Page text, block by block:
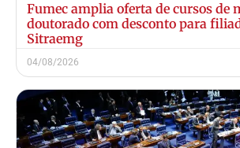
Fumec amplia oferta de cursos de
doutorado com desconto para
Sitraemg
04/08/2026